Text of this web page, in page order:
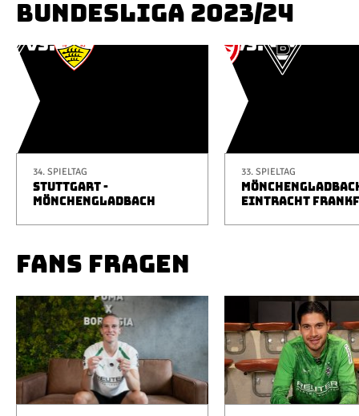
BUNDESLIGA 2023/24
34. SPIELTAG
STUTTGART -
MÖNCHENGLADBACH
33. SPIELTAG
EINTRACHT
FANS FRAGEN